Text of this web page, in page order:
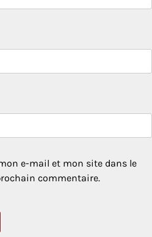
e-mail et mon site dans le
commentaire.